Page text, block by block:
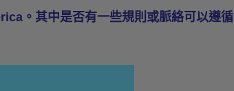
。其中是否有一些規則或脈絡可以遵循